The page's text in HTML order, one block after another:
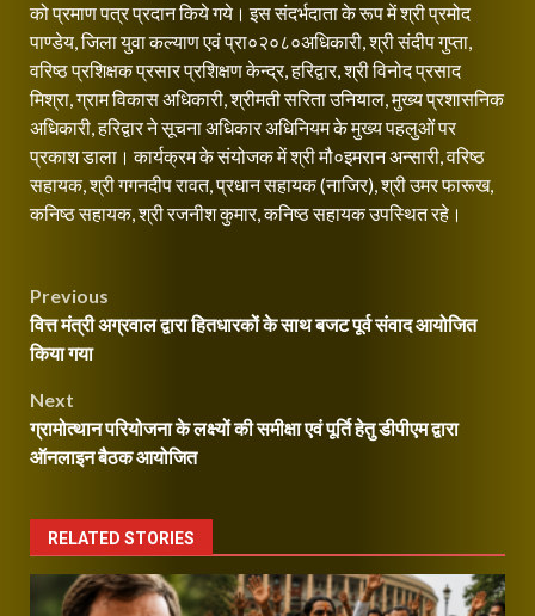
को प्रमाण पत्र प्रदान किये गये। इस संदर्भदाता के रूप में श्री प्रमोद
पाण्डेय, जिला युवा कल्याण एवं प्रा०२०८०अधिकारी, श्री संदीप गुप्ता,
वरिष्ठ प्रशिक्षक प्रसार प्रशिक्षण केन्द्र, हरिद्वार, श्री विनोद प्रसाद
मिश्रा, ग्राम विकास अधिकारी, श्रीमती सरिता उनियाल, मुख्य प्रशासनिक
अधिकारी, हरिद्वार ने सूचना अधिकार अधिनियम के मुख्य पहलुओं पर
प्रकाश डाला। कार्यक्रम के संयोजक में श्री मौ०इमरान अन्सारी, वरिष्ठ
सहायक, श्री गगनदीप रावत, प्रधान सहायक (नाजिर), श्री उमर फारूख,
कनिष्ठ सहायक, श्री रजनीश कुमार, कनिष्ठ सहायक उपस्थित रहे।
Continue
Reading
Post
navigation
Previous
वित्त मंत्री अग्रवाल द्वारा हितधारकों के साथ बजट पूर्व संवाद आयोजित
किया गया
Next
ग्रामोत्थान परियोजना के लक्ष्यों की समीक्षा एवं पूर्ति हेतु डीपीएम द्वारा
ऑनलाइन बैठक आयोजित
RELATED STORIES